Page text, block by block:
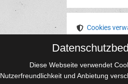
Cookies
Diese Webseite verwendet
Nutzerfreundlichkeit und Anbietung